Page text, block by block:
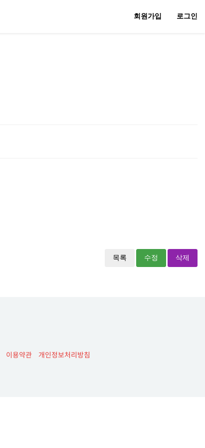
회원가입 로그인
목록 수정 삭제
이용약관
개인정보처리방침